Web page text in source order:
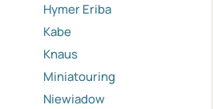
Hymer Eriba
Kabe
Knaus
Miniatouring
Niewiadow